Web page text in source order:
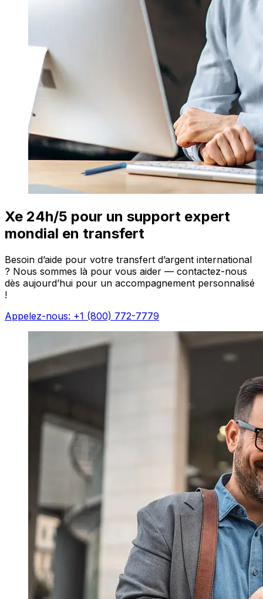
Xe 24h/5 pour un support expert
mondial en transfert
Besoin d’aide pour votre transfert d’argent international
? Nous sommes là pour vous aider — contactez-nous
dès aujourd’hui pour un accompagnement personnalisé
!
Appelez-nous: +1 (800) 772-7779